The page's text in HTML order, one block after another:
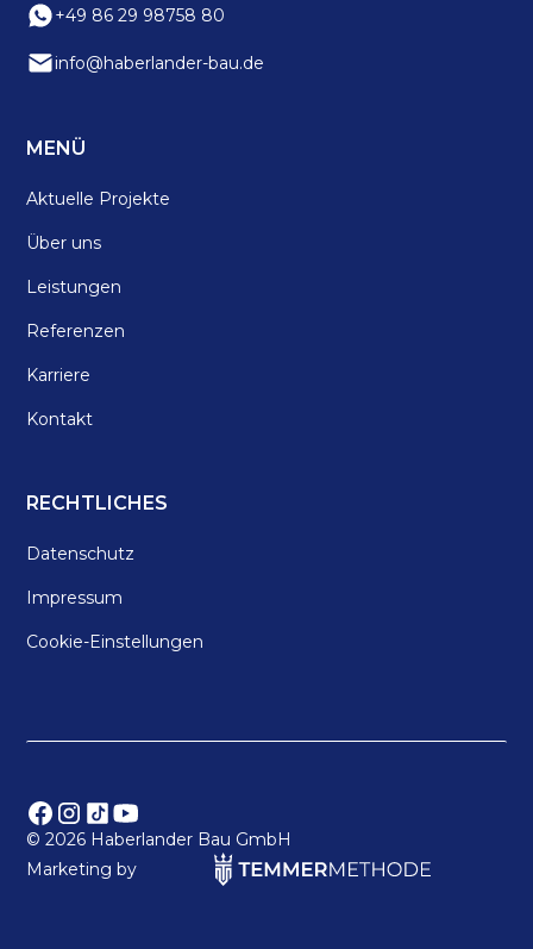
+49 86 29 98758 80
info@haberlander-bau.de
MENÜ
Aktuelle Projekte
Über uns
Leistungen
Referenzen
Karriere
Kontakt
RECHTLICHES
Datenschutz
Impressum
Cookie-Einstellungen
©2026 Haberlander Bau GmbH
Marketing by